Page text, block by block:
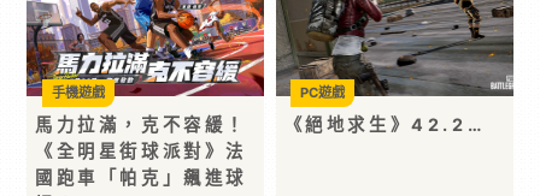
馬力拉滿，克不容緩！
《全明星街球派對》法
國跑車「帕克」飆進球
手機遊戲
《絕地求生》42.2…
PC遊戲